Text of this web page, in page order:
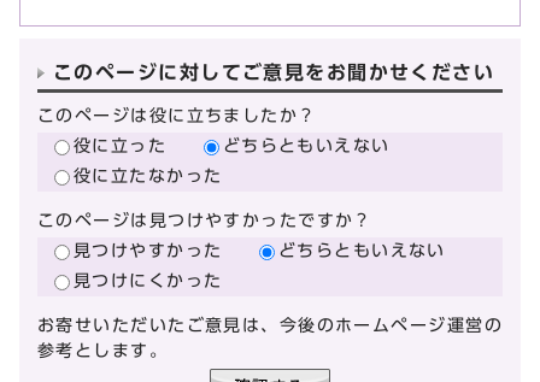
このページに対してご意見をお聞かせください
このページは役に立ちましたか？
役に立った
どちらともいえない
役に立たなかった
このページは見つけやすかったですか？
見つけやすかった
どちらともいえない
見つけにくかった
お寄せいただいたご意見は、今後のホームページ運営の
参考とします。